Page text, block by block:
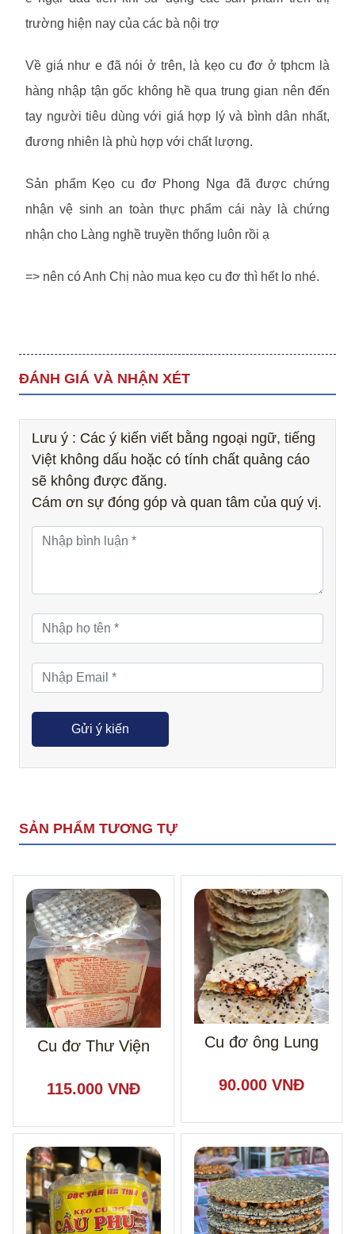
trường hiện nay của các bà nội trợ
Về giá như e đã nói ở trên, là kẹo cu đơ ở tphcm là
hàng nhập tận gốc không hề qua trung gian nên đến
tay người tiêu dùng với giá hợp lý và bình dân nhất,
đương nhiên là phù hợp với chất lượng.
Sản phẩm Kẹo cu đơ Phong Nga đã được chứng
nhận vệ sinh an toàn thực phẩm cái này là chứng
nhận cho Làng nghề truyền thống luôn rồi ạ
=> nên có Anh Chị nào mua kẹo cu đơ thì hết lo nhé.
ĐÁNH GIÁ VÀ NHẬN XÉT
Lưu ý : Các ý kiến viết bằng ngoại ngữ, tiếng
Việt không dấu hoặc có tính chất quảng cáo
sẽ không được đăng.
Cám ơn sự đóng góp và quan tâm của quý vị.
SẢN PHẨM TƯƠNG TỰ
Cu đơ Thư Viện
115.000 VNĐ
Cu đơ ông Lung
90.000 VNĐ